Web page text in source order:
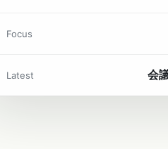
Focus
Latest 会